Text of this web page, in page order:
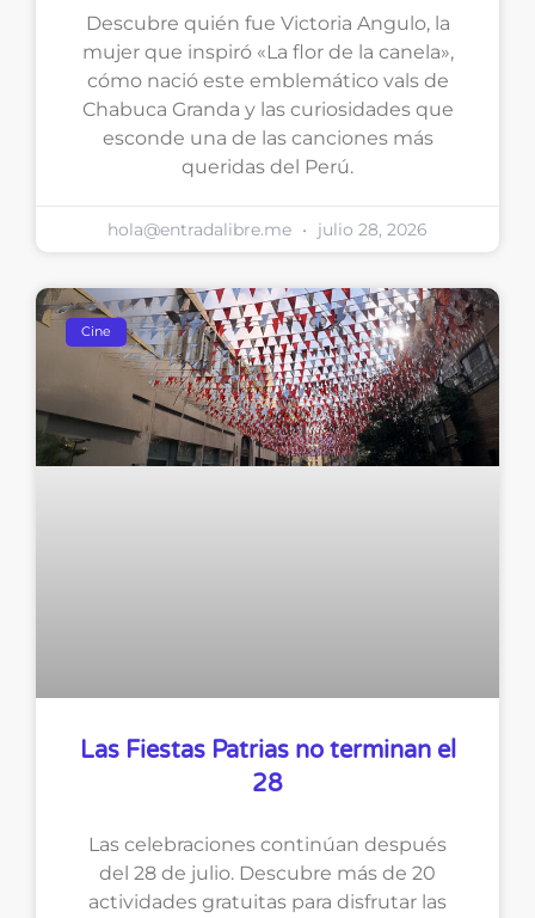
Descubre quién fue Victoria Angulo, la
mujer que inspiró «La flor de la canela»,
cómo nació este emblemático vals de
Chabuca Granda y las curiosidades que
esconde una de las canciones más
queridas del Perú.
hola@entradalibre.me julio 28, 2026
Cine
Las Fiestas Patrias no terminan el
28
Las celebraciones continúan después
del 28 de julio. Descubre más de 20
actividades gratuitas para disfrutar las